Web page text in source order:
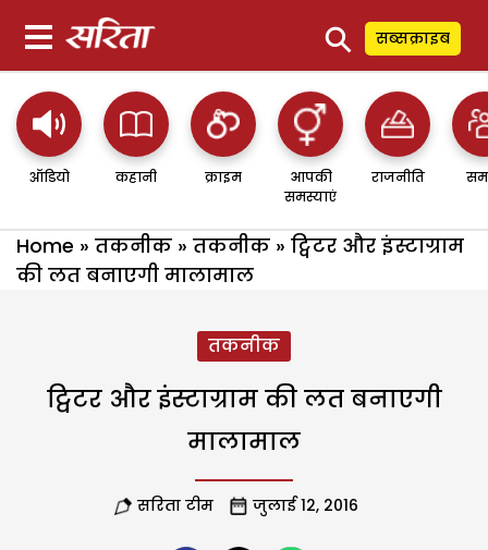
⚲ सब्सक्राइब
ऑडियो कहानी क्राइम
आपकी
समस्याएं
राजनीति
Home » तकनीक » तकनीक » ट्विटर और इंस्टाग्राम
की लत बनाएगी मालामाल
तकनीक
ट्विटर और इंस्टाग्राम की लत बनाएगी
मालामाल
सरिता टीम जुलाई 12, 2016